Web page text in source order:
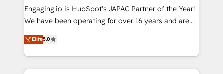
focus on growing B2B companies in the SME sector
such as manufacturing, SaaS, business services and
partner, we know how important user adoption is.
That's why we have developed a step-by-step
Engaging.io is HubSpot's JAPAC Partner of the Year!
We have been operating for over 16 years and are
one of HubSpot's most experienced and technically
capable Agency Partners globally. We specialise in
complex CRM migrations, implementations,
integrations, custom CMS portal development,
Elite5.0